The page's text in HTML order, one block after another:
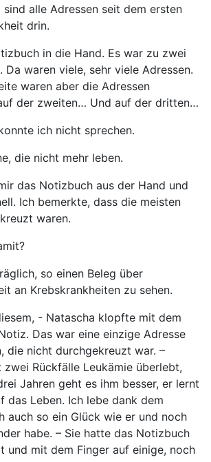
sind alle Adressen seit dem ersten
drin.
in die Hand. Es war zu zwei
waren viele, sehr viele Adressen.
waren aber die Adressen
der zweiten… Und auf der dritten…
ich nicht sprechen.
die nicht mehr leben.
das Notizbuch aus der Hand und
Ich bemerkte, dass die meisten
waren.
so einen Beleg über
an Krebskrankheiten zu sehen.
- Natascha klopfte mit dem
Das war eine einzige Adresse
die nicht durchgekreuzt war. –
zwei Rückfälle Leukämie überlebt,
Jahren geht es ihm besser, er lernt
das Leben. Ich lebe dank dem
auch so ein Glück wie er und noch
habe. – Sie hatte das Notizbuch
und mit dem Finger auf einige, noch